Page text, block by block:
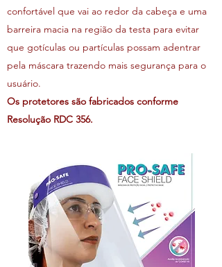
confortável que vai ao redor da cabeça e uma
barreira macia na região da testa para evitar
que gotículas ou partículas possam adentrar
pela máscara trazendo mais segurança para o
usuário.
Os protetores são fabricados conforme
Resolução RDC 356.